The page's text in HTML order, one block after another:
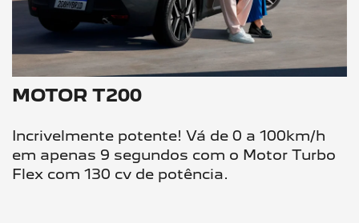
MOTOR T200
Incrivelmente potente! Vá de 0 a 100km/h
em apenas 9 segundos com o Motor Turbo
Flex com 130 cv de potência.